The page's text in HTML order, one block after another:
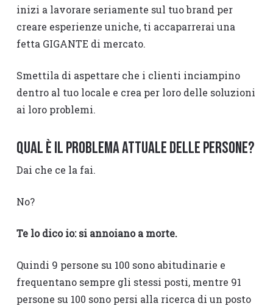
inizi a lavorare seriamente sul tuo brand per
creare esperienze uniche, ti accaparrerai una
fetta GIGANTE di mercato.
Smettila di aspettare che i clienti inciampino
dentro al tuo locale e crea per loro delle soluzioni
ai loro problemi.
Qual è il problema attuale delle persone?
Dai che ce la fai.
No?
Te lo dico io: si annoiano a morte.
Quindi 9 persone su 100 sono abitudinarie e
frequentano sempre gli stessi posti, mentre 91
persone su 100 sono persi alla ricerca di un posto